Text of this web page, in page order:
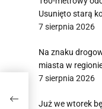
Usunięto starą
7 sierpnia 2026
Na znaku
miasta w
7 sierpnia 2026
Już we wtorek